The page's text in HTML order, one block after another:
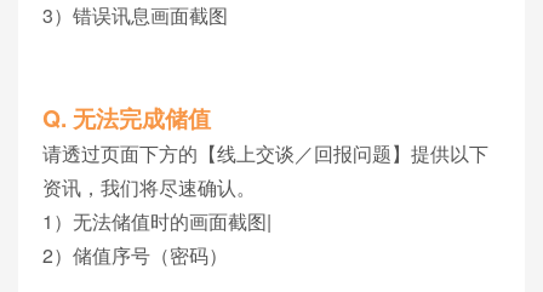
3）错误讯息画面截图
Q. 无法完成储值
请透过页面下方的【线上交谈／回报问题】提供以下
资讯，我们将尽速确认。
1）无法储值时的画面截图|
2）储值序号（密码）